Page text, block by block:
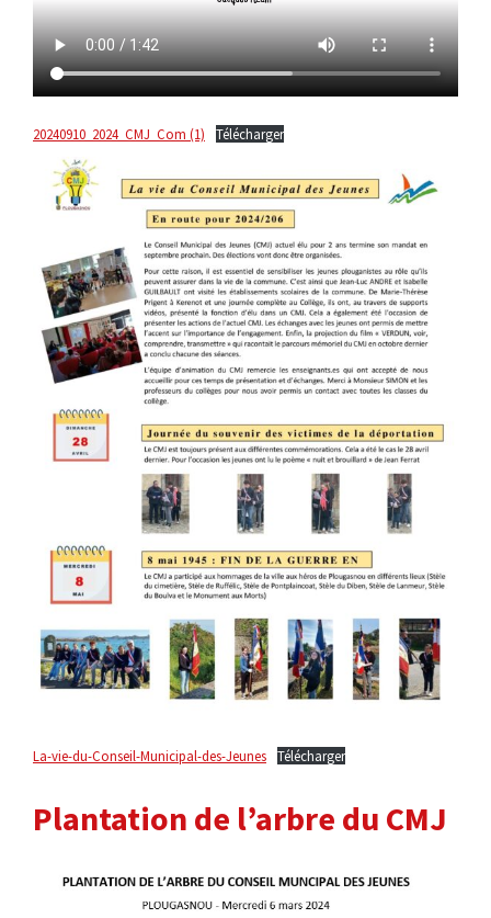
20240910_2024_CMJ_Com (1) Télécharger
La-vie-du-Conseil-Municipal-des-Jeunes Télécharger
Plantation de l’arbre du CMJ